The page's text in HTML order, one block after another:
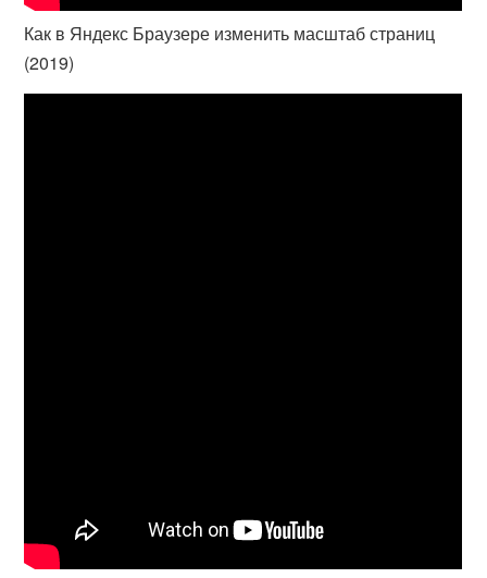
Как в Яндекс Браузере изменить масштаб страниц
(2019)